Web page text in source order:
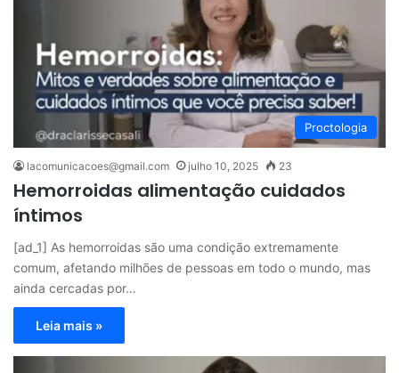
Proctologia
lacomunicacoes@gmail.com julho 10, 2025 23
Hemorroidas alimentação cuidados
íntimos
[ad_1] As hemorroidas são uma condição extremamente
comum, afetando milhões de pessoas em todo o mundo, mas
ainda cercadas por…
Leia mais »